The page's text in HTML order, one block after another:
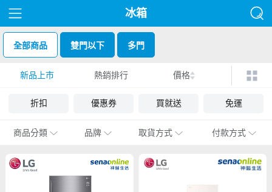
冰箱
全部商品 雙門以下 多門
新品上市 熱銷排行 價格
折扣 優惠券 買就送 免運
商品分類 品牌 取貨方式 付款方式